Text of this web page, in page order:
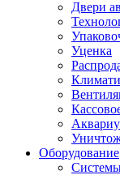
Двери
Уценка
Оборудование